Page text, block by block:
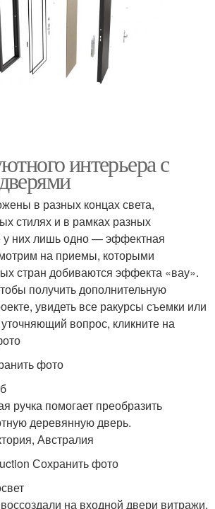
интерьера с
в разных концах света,
стилях и в рамках разных
них лишь одно — эффектная
на приемы, которыми
стран добиваются эффекта «вау».
получить дополнительную
увидеть все ракурсы съемки или
вопрос, кликните на
фото
ручка помогает преобразить
деревянную дверь.
Австралия
Сохранить фото
на входной двери витражи,